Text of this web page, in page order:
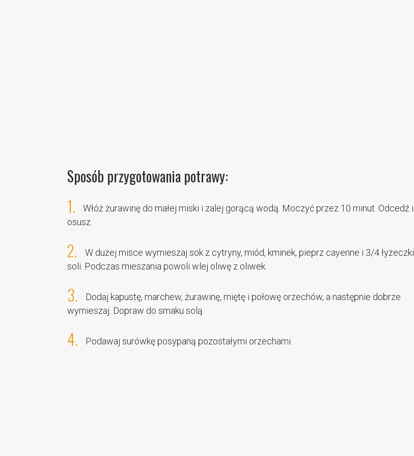
Sposób przygotowania potrawy:
1.
Włóż żurawinę do małej miski i zalej gorącą wodą. Moczyć przez 10 minut. Odcedź i
osusz.
2.
W dużej misce wymieszaj sok z cytryny, miód, kminek, pieprz cayenne i 3/4 łyżeczki
soli. Podczas mieszania powoli wlej oliwę z oliwek.
3.
Dodaj kapustę, marchew, żurawinę, miętę i połowę orzechów, a następnie dobrze
wymieszaj. Dopraw do smaku solą.
4. Podawaj surówkę posypaną pozostałymi orzechami.